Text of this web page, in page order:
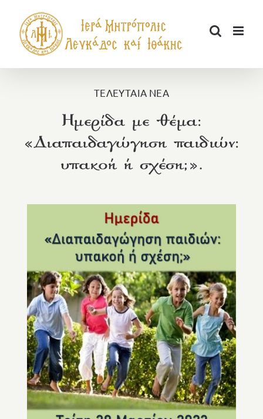
περιεχόμενο
ΤΕΛΕΥΤΑΙΑ ΝΕΑ
Ημερίδα με θέμα:
«Διαπαιδαγώγηση παιδιών:
υπακοή ή σχέση;».